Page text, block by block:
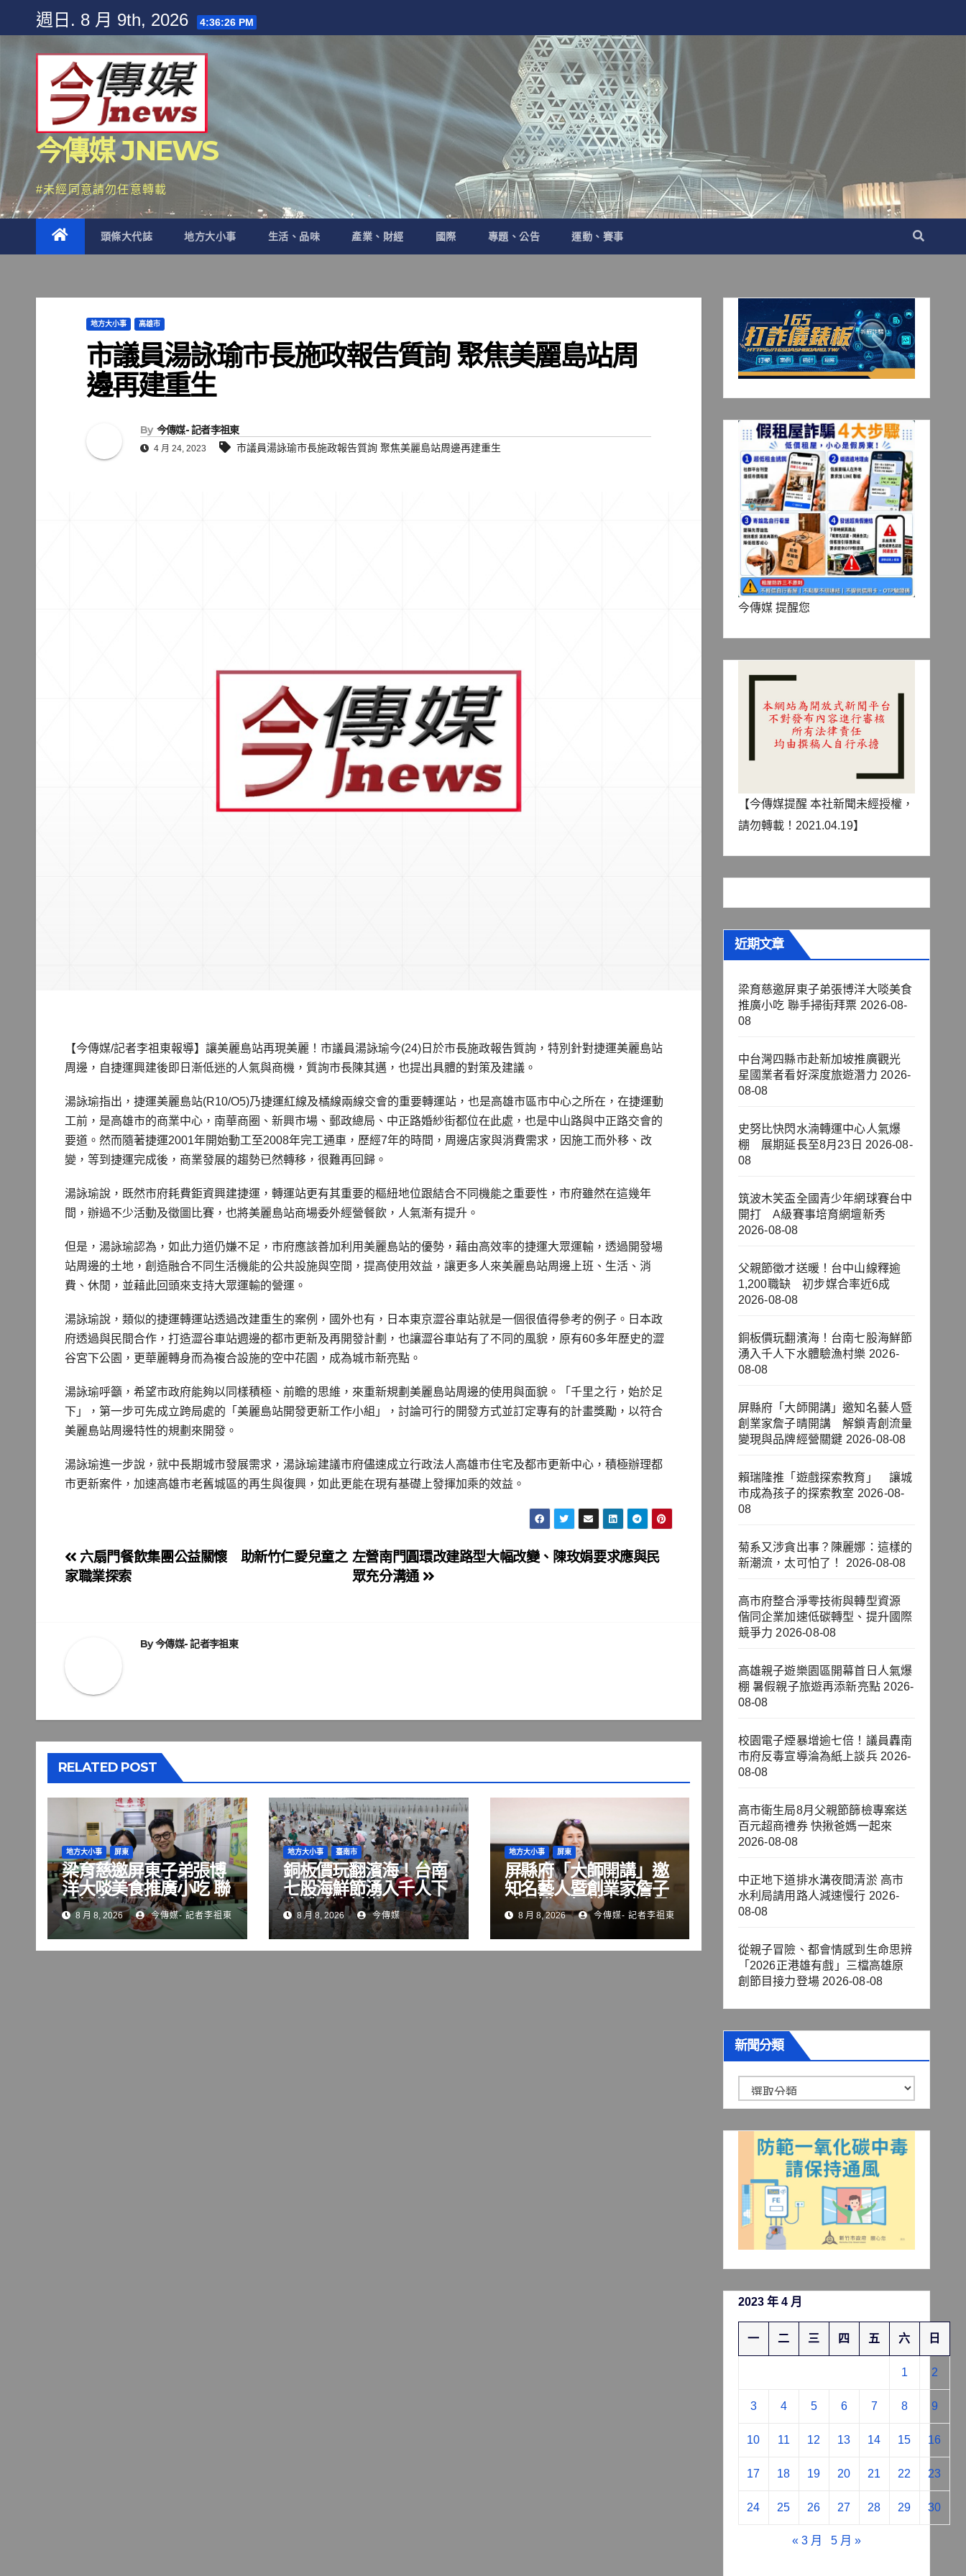
content
週日. 8 月 9th, 2026 4:36:27 PM
今傳媒 JNEWS
#未經同意請勿任意轉載
頭條大代誌 地方大小事 生活、品味 產業、財經 國際 專題、公告 運動、賽事
地方大小事 高雄市
市議員湯詠瑜市長施政報告質詢 聚焦美麗島站周
邊再建重生
By 今傳媒- 記者李祖東
4 月 24, 2023 市議員湯詠瑜市長施政報告質詢 聚焦美麗島站周邊再建重生
【今傳媒/記者李祖東報導】讓美麗島站再現美麗！市議員湯詠瑜今(24)日於市長施政報告質詢，特別針對捷運美麗島站
周邊，自捷運興建後即日漸低迷的人氣與商機，質詢市長陳其邁，也提出具體的對策及建議。
湯詠瑜指出，捷運美麗島站(R10/O5)乃捷運紅線及橘線兩線交會的重要轉運站，也是高雄市區市中心之所在，在捷運動
工前，是高雄市的商業中心，南華商圈、新興市場、郵政總局、中正路婚紗街都位在此處，也是中山路與中正路交會的
要道。然而隨著捷運2001年開始動工至2008年完工通車，歷經7年的時間，周邊店家與消費需求，因施工而外移、改
變，等到捷運完成後，商業發展的趨勢已然轉移，很難再回歸。
湯詠瑜說，既然市府耗費鉅資興建捷運，轉運站更有其重要的樞紐地位跟結合不同機能之重要性，市府雖然在這幾年
間，辦過不少活動及徵圖比賽，也將美麗島站商場委外經營餐飲，人氣漸有提升。
但是，湯詠瑜認為，如此力道仍嫌不足，市府應該善加利用美麗島站的優勢，藉由高效率的捷運大眾運輸，透過開發場
站周邊的土地，創造融合不同生活機能的公共設施與空間，提高使用效益，讓更多人來美麗島站周邊上班、生活、消
費、休閒，並藉此回頭來支持大眾運輸的營運。
湯詠瑜說，類似的捷運轉運站透過改建重生的案例，國外也有，日本東京澀谷車站就是一個很值得參考的例子。日本政
府透過與民間合作，打造澀谷車站週邊的都市更新及再開發計劃，也讓澀谷車站有了不同的風貌，原有60多年歷史的澀
谷宮下公園，更華麗轉身而為複合設施的空中花園，成為城市新亮點。
湯詠瑜呼籲，希望市政府能夠以同樣積極、前瞻的思維，來重新規劃美麗島站周邊的使用與面貌。「千里之行，始於足
下」，第一步可先成立跨局處的「美麗島站開發更新工作小組」，討論可行的開發方式並訂定專有的計畫獎勵，以符合
美麗島站周邊特性的規劃來開發。
湯詠瑜進一步說，就中長期城市發展需求，湯詠瑜建議市府儘速成立行政法人高雄市住宅及都市更新中心，積極辦理都
市更新案件，加速高雄市老舊城區的再生與復興，如此更能在現有基礎上發揮加乘的效益。
文
章
左營南門圓環改建路型大幅改變、陳玫娟要求應與民
眾充分溝通
六扇門餐飲集團公益關懷 助新竹仁愛兒童之
家職業探索
By今傳媒- 記者李祖東
RELATED POST
地方大小事 屏東
梁育慈邀屏東子弟張博
洋大啖美食推廣小吃 聯
手掃街拜票
8 月 8, 2026 今傳媒- 記者李祖東
地方大小事 臺南市
銅板價玩翻濱海！台南
七股海鮮節湧入千人下
水體驗漁村樂
8 月 8, 2026 今傳媒
地方大小事 屏東
屏縣府「大師開講」邀
知名藝人暨創業家詹子
晴開講 解鎖青創流量
變現與品牌經營關鍵
8 月 8, 2026 今傳媒- 記者李祖東
今傳媒 提醒您
【今傳媒提醒 本社新聞未經授權，
請勿轉載！2021.04.19】
近期文章
梁育慈邀屏東子弟張博洋大啖美食
推廣小吃 聯手掃街拜票 2026-08-
08
中台灣四縣市赴新加坡推廣觀光
星國業者看好深度旅遊潛力 2026-
08-08
史努比快閃水湳轉運中心人氣爆
棚 展期延長至8月23日 2026-08-
08
筑波木笑盃全國青少年網球賽台中
開打 A級賽事培育網壇新秀
2026-08-08
父親節徵才送暖！台中山線釋逾
1,200職缺 初步媒合率近6成
2026-08-08
銅板價玩翻濱海！台南七股海鮮節
湧入千人下水體驗漁村樂 2026-
08-08
屏縣府「大師開講」邀知名藝人暨
創業家詹子晴開講 解鎖青創流量
變現與品牌經營關鍵 2026-08-08
賴瑞隆推「遊戲探索教育」 讓城
市成為孩子的探索教室 2026-08-
08
菊系又涉貪出事？陳麗娜：這樣的
新潮流，太可怕了！
2026-08-08
高市府整合淨零技術與轉型資源
偕同企業加速低碳轉型、提升國際
競爭力 2026-08-08
高雄親子遊樂園區開幕首日人氣爆
棚 暑假親子旅遊再添新亮點 2026-
08-08
校園電子煙暴增逾七倍！議員轟南
市府反毒宣導淪為紙上談兵 2026-
08-08
高市衛生局8月父親節篩檢專案送
百元超商禮券 快揪爸媽一起來
2026-08-08
中正地下道排水溝夜間清淤 高市
水利局請用路人減速慢行 2026-
08-08
從親子冒險、都會情感到生命思辨
「2026正港雄有戲」三檔高雄原
創節目接力登場 2026-08-08
新聞分類
聞
分
2023 年 4 月
一 二 三 四 五 六 日
1 2
3 4 5 6 7 8 9
10 11 12 13 14 15 16
17 18 19 20 21 22 23
24 25 26 27 28 29 30
« 3 月 5 月 »